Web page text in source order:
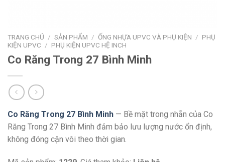
TRANG CHỦ / SẢN PHẨM / ỐNG NHỰA UPVC VÀ PHỤ KIỆN / PHỤ
KIỆN UPVC / PHỤ KIỆN UPVC HỆ INCH
Co Răng Trong 27 Bình Minh
Co Răng Trong 27 Bình Minh — Bề mặt trong nhẵn của Co
Răng Trong 27 Bình Minh đảm bảo lưu lượng nước ổn định,
không đóng cặn vôi theo thời gian.